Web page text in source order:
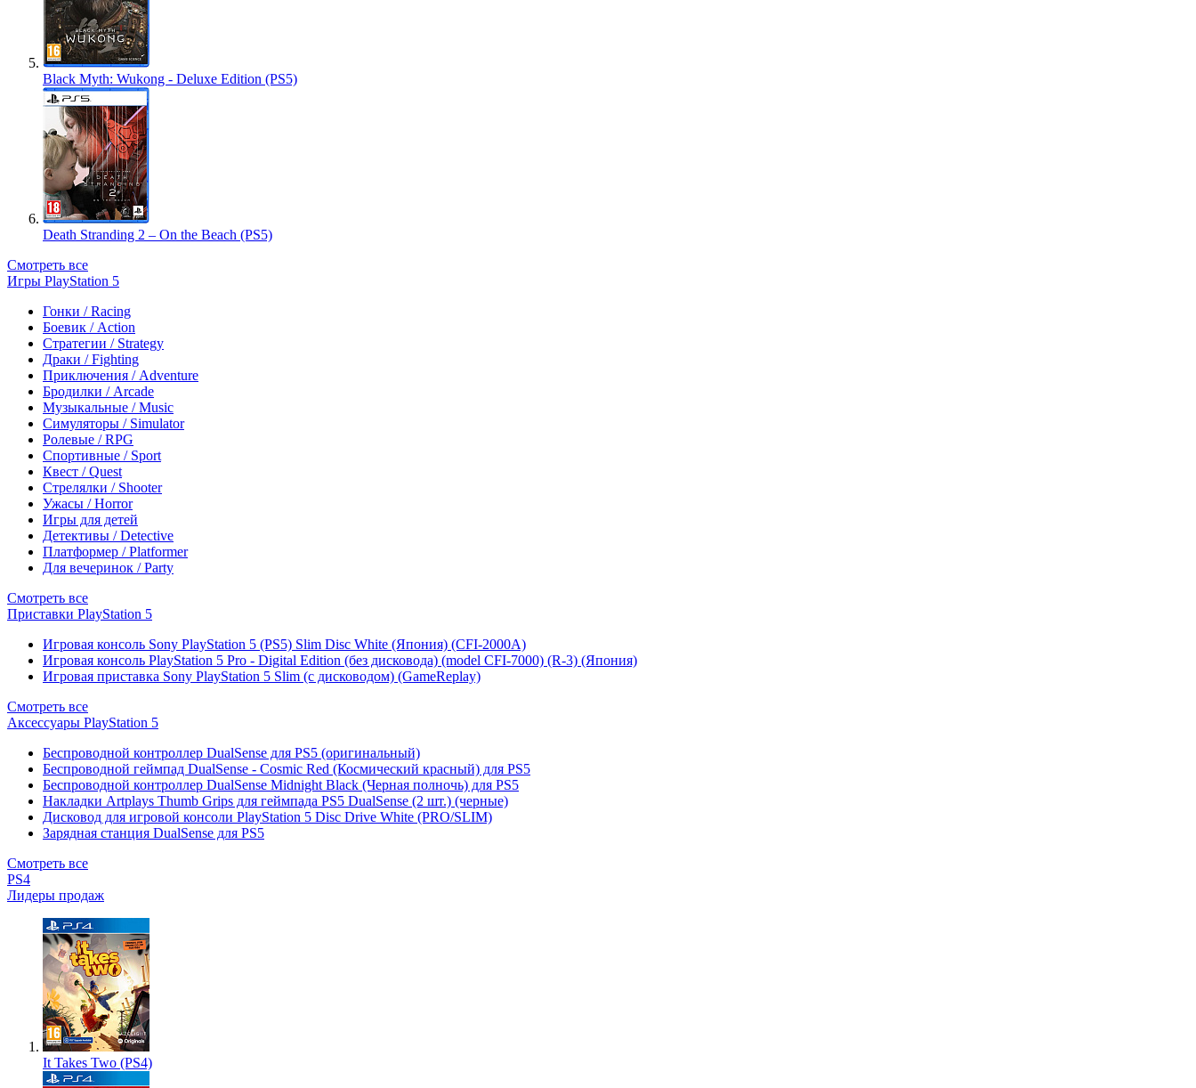
Black Myth: Wukong - Deluxe Edition (PS5)
Death Stranding 2 – On the Beach (PS5)
Смотреть все
Игры PlayStation 5
Гонки / Racing
Боевик / Action
Стратегии / Strategy
Драки / Fighting
Приключения / Adventure
Бродилки / Arcade
Музыкальные / Music
Симуляторы / Simulator
Ролевые / RPG
Спортивные / Sport
Квест / Quest
Стрелялки / Shooter
Ужасы / Horror
Игры для детей
Детективы / Detective
Платформер / Platformer
Для вечеринок / Party
Смотреть все
Приставки PlayStation 5
Игровая консоль Sony PlayStation 5 (PS5) Slim Disc White (Япония) (CFI-2000A)
Игровая консоль PlayStation 5 Pro - Digital Edition (без дисковода) (model CFI-7000) (R-3) (Япония)
Игровая приставка Sony PlayStation 5 Slim (с дисководом) (GameReplay)
Смотреть все
Аксессуары PlayStation 5
Беспроводной контроллер DualSense для PS5 (оригинальный)
Беспроводной геймпад DualSense - Cosmic Red (Космический красный) для PS5
Беспроводной контроллер DualSense Midnight Black (Черная полночь) для PS5
Накладки Artplays Thumb Grips для геймпада PS5 DualSense (2 шт.) (черные)
Дисковод для игровой консоли PlayStation 5 Disc Drive White (PRO/SLIM)
Зарядная станция DualSense для PS5
Смотреть все
PS4
Лидеры продаж
It Takes Two (PS4)